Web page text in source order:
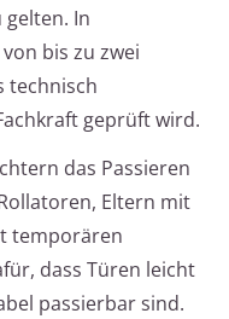
gelten. In
bis zu zwei
technisch
geprüft wird.
das Passieren
Eltern mit
temporären
dass Türen leicht
passierbar sind.